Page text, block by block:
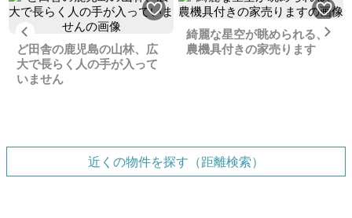
Previous
ど田舎の鹿児島の山林、広
大で長らく人の手が入って
いません
綺麗な星空が眺められる、
農機具付きの家売ります
近くの物件を探す（距離検索）